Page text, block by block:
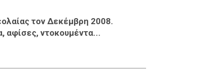
τον Δεκέμβρη 2008.
αφίσες, ντοκουμέντα...